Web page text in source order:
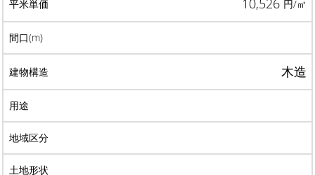
10,526 円/㎡
木造